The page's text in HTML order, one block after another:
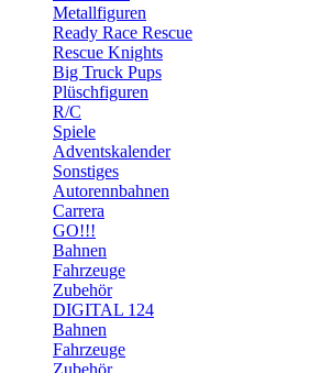
Metallfiguren
Ready Race Rescue
Rescue Knights
Big Truck Pups
Plüschfiguren
R/C
Spiele
Adventskalender
Sonstiges
Autorennbahnen
Carrera
GO!!!
Bahnen
Fahrzeuge
Zubehör
DIGITAL 124
Bahnen
Fahrzeuge
Zubehör